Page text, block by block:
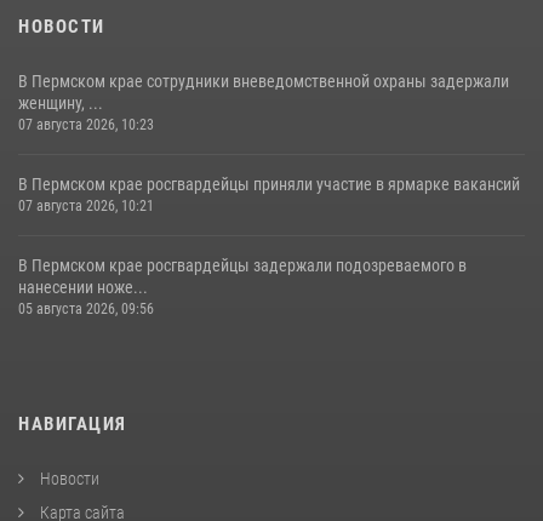
НОВОСТИ
В Пермском крае сотрудники вневедомственной охраны задержали
женщину, ...
07 августа 2026, 10:23
В Пермском крае росгвардейцы приняли участие в ярмарке вакансий
07 августа 2026, 10:21
В Пермском крае росгвардейцы задержали подозреваемого в
нанесении ноже...
05 августа 2026, 09:56
НАВИГАЦИЯ
Новости
Карта сайта